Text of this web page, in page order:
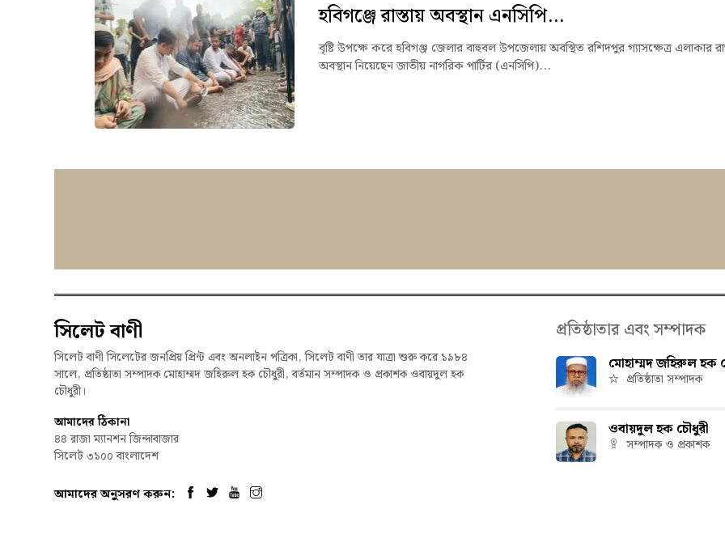
হবিগঞ্জে রাস্তায় অবস্থান এনসিপি...
বৃষ্টি উপক্ষে করে হবিগঞ্জ জেলার বাহুবল উপজেলায় অবস্থিত রশিদপুর গ্যাসক্ষেত্র এলাকার
অবস্থান নিয়েছেন জাতীয় নাগরিক পার্টির (এনসিপি)...
সিলেট বাণী
সিলেট বাণী সিলেটের জনপ্রিয় প্রিন্ট এবং অনলাইন পত্রিকা, সিলেট বাণী তার যাত্রা শুরু করে ১৯৮৪
সালে, প্রতিষ্ঠাতা সম্পাদক মোহাম্মদ জহিরুল হক চৌধুরী, বর্তমান সম্পাদক ও প্রকাশক ওবায়দুল হক
চৌধুরী।
আমাদের ঠিকানা
৪৪ রাজা ম্যানশন জিন্দাবাজার
সিলেট ৩১০০ বাংলাদেশ
আমাদের অনুসরণ করুন:
প্রতিষ্ঠাতার এবং সম্পাদক
মোহাম্মদ জহিরুল হক
প্রতিষ্ঠাতা সম্পাদক
ওবায়দুল হক চৌধুরী
সম্পাদক ও প্রকাশক